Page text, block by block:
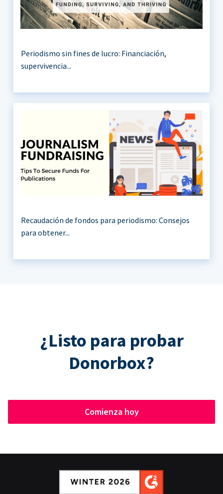
Periodismo sin fines de lucro: Financiación,
supervivencia...
Recaudación de fondos para periodismo: Consejos
para obtener...
¿Listo para probar
Donorbox?
Comienza hoy